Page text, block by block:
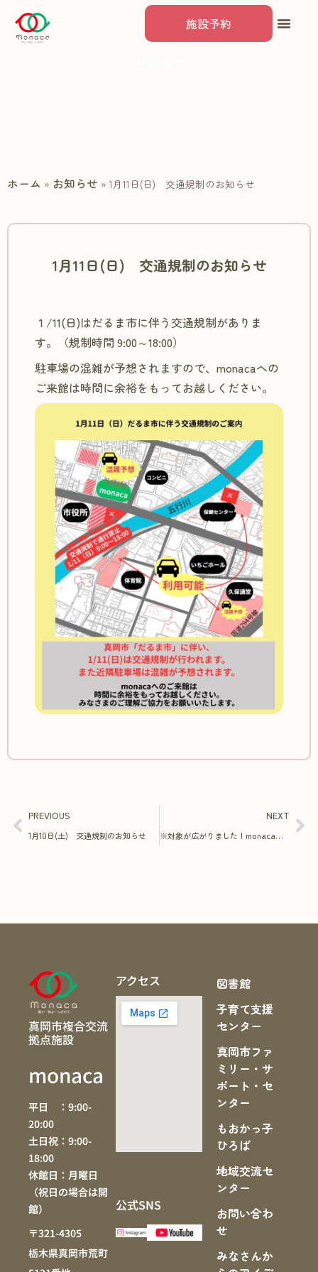
施設予約
ホーム » お知らせ » 1月11日(日) 交通規制のお知らせ
1月11日(日) 交通規制のお知らせ
１/11(日)はだるま市に伴う交通規制がありま
す。（規制時間 9:00～18:00）
駐車場の混雑が予想されますので、monacaへの
ご来館は時間に余裕をもってお越しください。
PREVIOUS
1月10日(土) 交通規制のお知らせ
NEXT
※対象が広がりました！monaca開館1周年記念講演「思うは招く」（植松努氏）を開催します
真岡市複合交流
拠点施設
monaca
平日 ：9:00-
20:00
土日祝：9:00-
18:00
休館日：月曜日
（祝日の場合は開
館）
〒321-4305
栃木県真岡市荒町
アクセス
公式SNS
図書館
子育て支援
センター
真岡市ファ
ミリー・サ
ポート・セ
ンター
もおかっ子
ひろば
地域交流セ
ンター
お問い合わ
せ
みなさんか